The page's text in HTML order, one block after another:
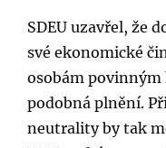
SDEU uzavřel, že
své ekonomické
osobám
podobná plnění.
neutrality by tak